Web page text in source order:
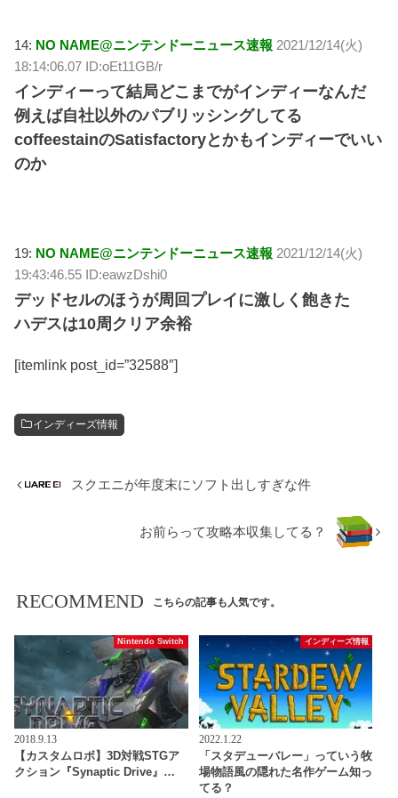
14: NO NAME@ニンテンドーニュース速報 2021/12/14(火)
18:14:06.07 ID:oEt11GB/r
インディーって結局どこまでがインディーなんだ
例えば自社以外のパブリッシングしてる
coffeestainのSatisfactoryとかもインディーでいい
のか
19: NO NAME@ニンテンドーニュース速報 2021/12/14(火)
19:43:46.55 ID:eawzDshi0
デッドセルのほうが周回プレイに激しく飽きた
ハデスは10周クリア余裕
[itemlink post_id=”32588″]
インディーズ情報
スクエニが年度末にソフト出しすぎな件
お前らって攻略本収集してる？
RECOMMEND こちらの記事も人気です。
Nintendo Switch
2018.9.13
【カスタムロボ】3D対戦STGア
クション『Synaptic Drive』…
インディーズ情報
2022.1.22
「スタデューバレー」っていう牧
場物語風の隠れた名作ゲーム知っ
てる？